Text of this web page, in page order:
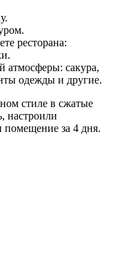
ресторана:
атмосферы: сакура,
одежды и другие.
стиле в сжатые
настроили
помещение за 4 дня.